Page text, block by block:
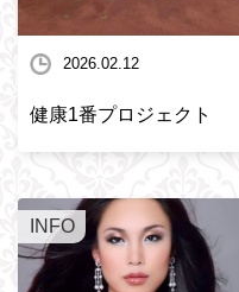
2026.02.12
健康1番プロジェクト
INFO